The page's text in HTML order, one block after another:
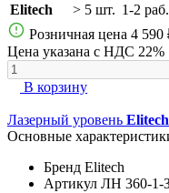
Elitech
> 5 шт. 1-2
Розничная цена 4 590
Цена указана с НДС 22%
В корзину
Лазерный уровень
Основные
Бренд Elitech
Артикул ЛН 360-1-